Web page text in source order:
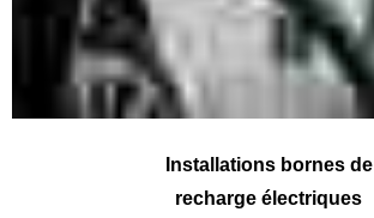
Installations bornes de
recharge électriques